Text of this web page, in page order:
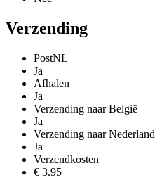
Verzending
PostNL
Ja
Afhalen
Ja
Verzending naar België
Ja
Verzending naar Nederland
Ja
Verzendkosten
€ 3.95